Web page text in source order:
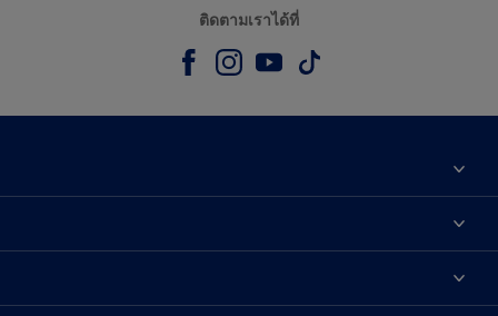
ติดตามเราได้ที่
ติดต่อเรา
ผลิตภัณฑ์